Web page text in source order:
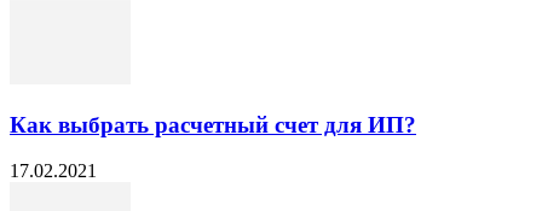
Как выбрать расчетный счет для ИП?
17.02.2021